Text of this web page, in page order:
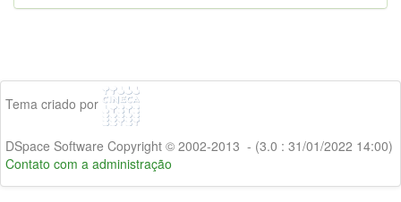
Tema criado por
DSpace Software Copyright © 2002-2013 - (3.0 : 31/01/2022 14:00)
Contato com a administração